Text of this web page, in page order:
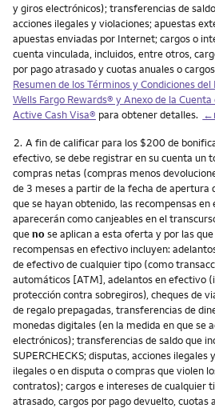
y giros electrónicos); transferencias de
acciones ilegales y violaciones; apuestas
apuestas enviadas por Internet; cargos o
cuenta vinculada, incluidos, entre otros,
por pago atrasado y cuotas anuales o
Resumen de los Términos y Condiciones
Wells Fargo Rewards® y Anexo de la Cuenta
Active Cash Visa® para obtener detalles.
Nota
2. A fin de calificar para los $200 de
efectivo, se debe registrar en su cuenta un
compras netas (compras menos
de 3 meses a partir de la fecha de apertura
que se hayan obtenido, las recompensas
aparecerán como canjeables en el
quenose aplican a esta oferta y por las que
recompensas en efectivo incluyen:
de efectivo de cualquier tipo (como
automáticos [ATM], adelantos en efectivo
protección contra sobregiros), cheques de
de regalo prepagadas, transferencias de
monedas digitales (en la medida en que se
electrónicos); transferencias de saldo que
SUPERCHECKS; disputas, acciones
ilegales o en disputa o compras que violen
contratos); cargos e intereses de cualquier
atrasado, cargos por pago devuelto, cuotas